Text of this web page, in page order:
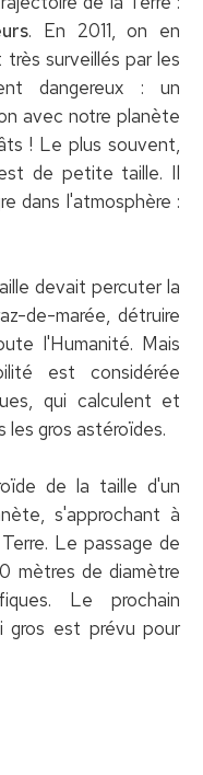
. En 2011, on en
surveillés par les
dangereux : un
avec notre planète
! Le plus souvent,
de petite taille. Il
dans l'atmosphère :
devait percuter la
de-marée, détruire
l'Humanité. Mais
est considérée
qui calculent et
gros astéroïdes.
de la taille d'un
s'approchant à
Le passage de
mètres de diamètre
Le prochain
gros est prévu pour